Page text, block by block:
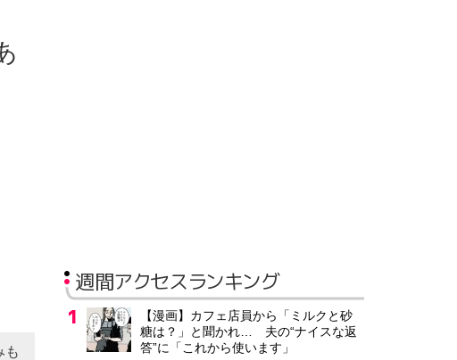
も
週間アクセスランキング
【漫画】カフェ店員から「ミルクと砂
糖は？」と聞かれ… 夫の“ナイスな返
答”に「これから使います」